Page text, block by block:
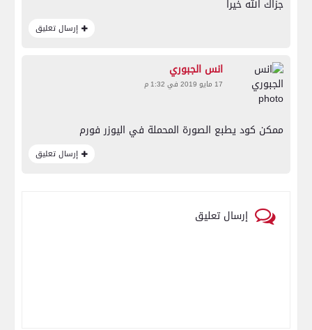
جزاك الله خيرا
إرسال تعليق
انس الجبوري
17 مايو 2019 في 1:32 م
ممكن كود يطبع الصورة المحملة في اليوزر فورم
إرسال تعليق
إرسال تعليق